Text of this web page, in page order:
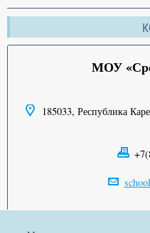
МОУ
185033, Республика